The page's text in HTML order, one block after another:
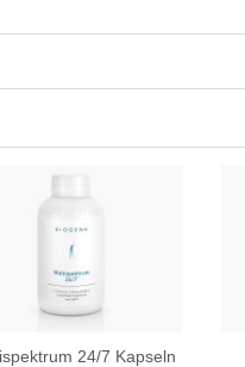
24/7 Kapseln